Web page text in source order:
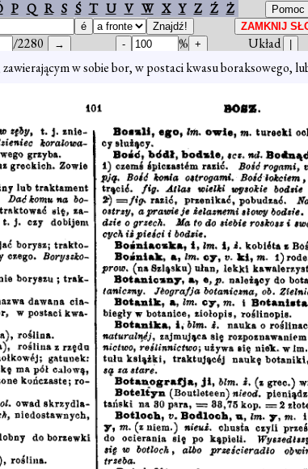
P Q R S Ś T U V W X Y Z Ź Ż
/2280 %
Układ
w sobie bor, w postaci kwasu boraksowego,